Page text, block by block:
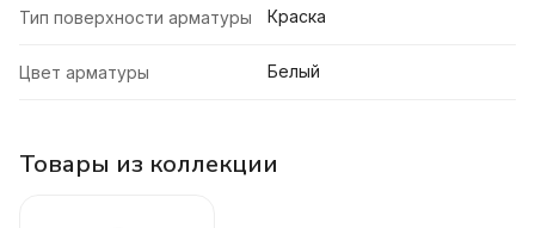
Тип поверхности арматуры Краска
Цвет арматуры Белый
Товары из коллекции